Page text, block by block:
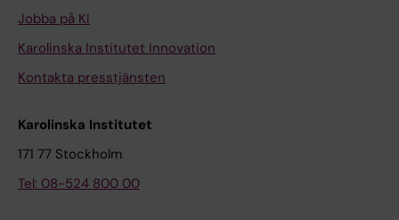
Jobba på KI
Karolinska Institutet Innovation
Kontakta presstjänsten
Karolinska Institutet
171 77 Stockholm
Tel: 08-524 800 00